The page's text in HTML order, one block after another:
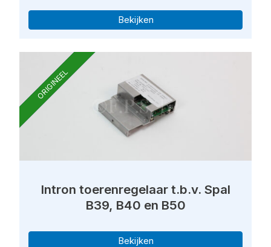
Bekijken
ORIGINEEL
Intron toerenregelaar t.b.v. Spal
B39, B40 en B50
Bekijken